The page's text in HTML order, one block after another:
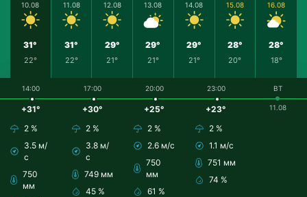
10.08
31°
22°
11.08
31°
22°
12.08
29°
21°
13.08
29°
21°
14.08
29°
21°
15.08
28°
20°
16.08
28°
18°
14:00
+31°
2 %
3.5 м/
с
750
мм
17:00
+30°
2 %
3.8 м/
с
749 мм
45 %
20:00
+25°
2 %
2.6 м/с
750
мм
61 %
23:00
+23°
2 %
1.1 м/с
751 мм
74 %
ВТ
11.08